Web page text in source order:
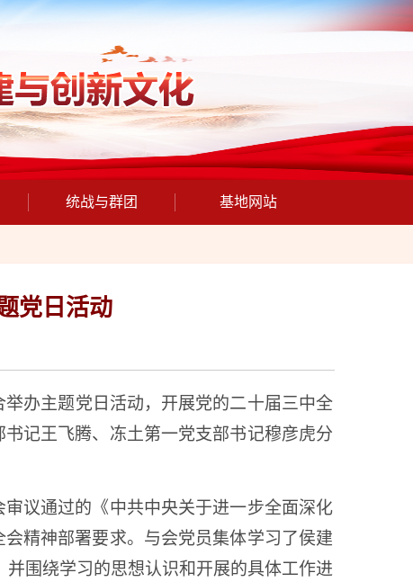
统战与群团 基地网站
党日活动
办主题党日活动，开展党的二十届三中全
记王飞腾、冻土第一党支部书记穆彦虎分
议通过的《中共中央关于进一步全面深化
精神部署要求。与会党员集体学习了侯建
围绕学习的思想认识和开展的具体工作进